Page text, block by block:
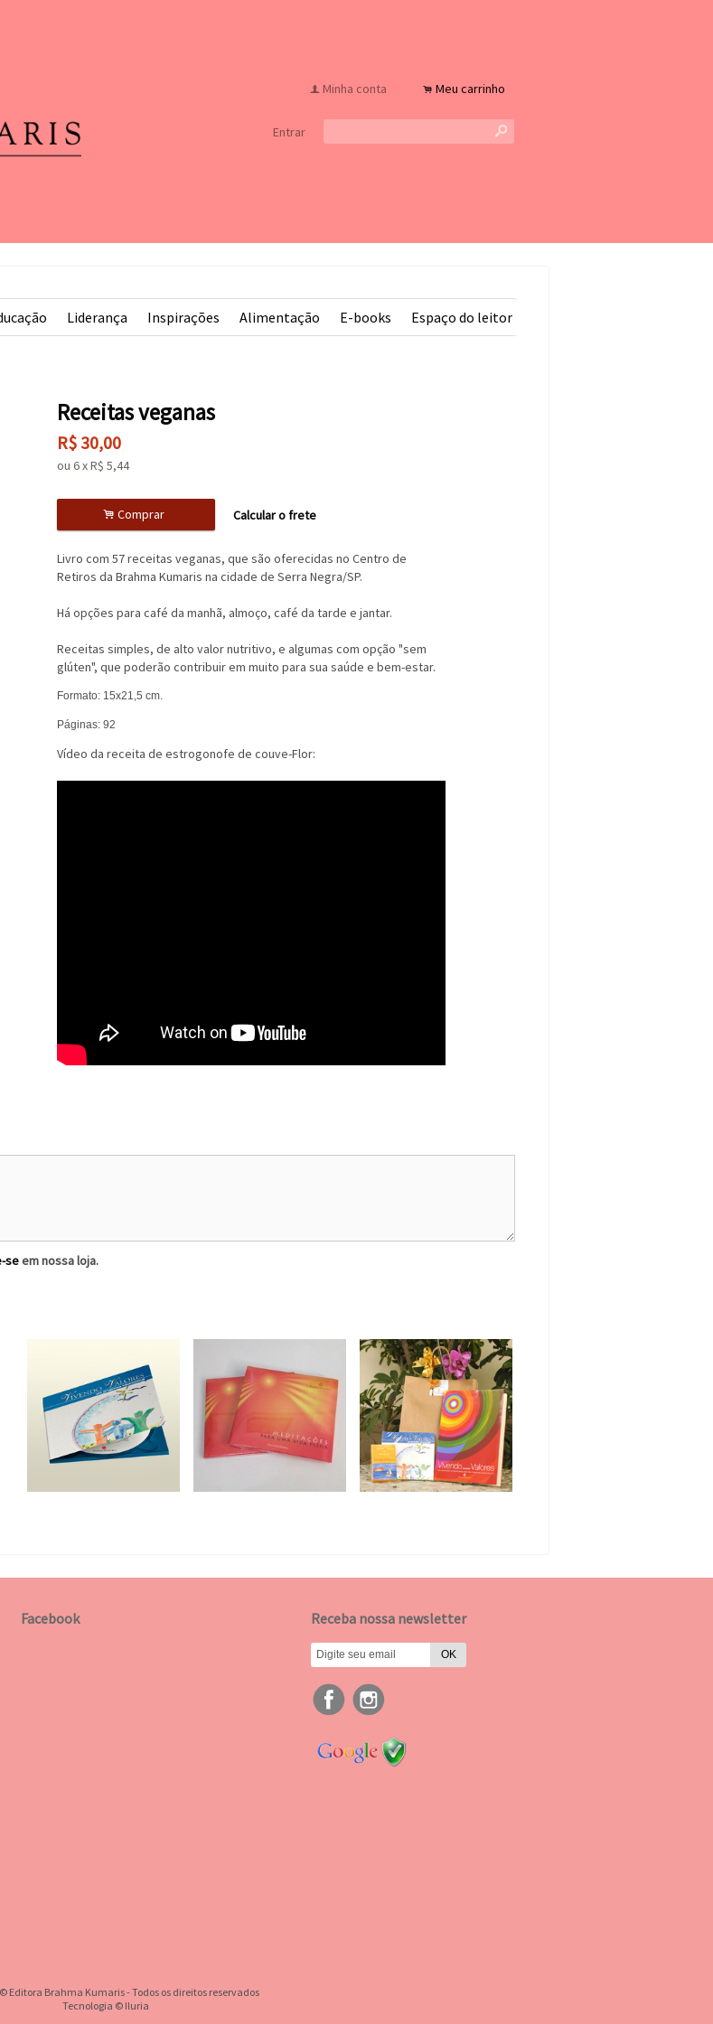
f Minha conta . Meu carrinho
Entrar s
Liderança Inspirações Alimentação E-books Espaço do leitor
Receitas veganas
R$ 30,00
ou 6xR$ 5,44
. Comprar Calcular o frete
Livro com 57 receitas veganas, que são oferecidas no Centro de
Retiros da Brahma Kumaris na cidade de Serra Negra/SP.
Há opções para café da manhã, almoço, café da tarde e jantar.
Receitas simples, de alto valor nutritivo, e algumas com opção "sem
glúten", que poderão contribuir em muito para sua saúde e bem-estar.
Formato: 15x21,5 cm.
Páginas: 92
Vídeo da receita de estrogonofe de couve-Flor:
seem nossa loja.
Facebook Receba nossa newsletter
Editora Brahma Kumaris - Todos os direitos reservados
Tecnologia © Iluria